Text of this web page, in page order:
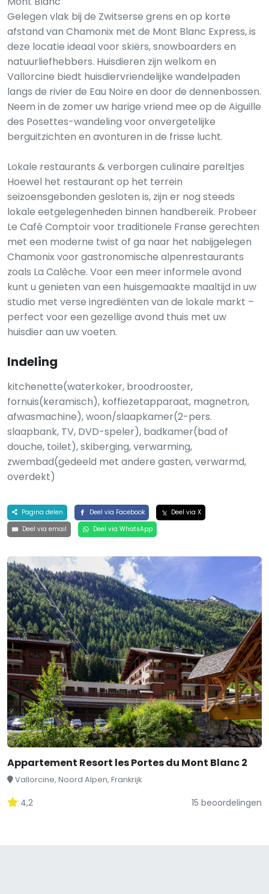
Gelegen vlak bij de Zwitserse grens en op korte
afstand van Chamonix met de Mont Blanc Express, is
deze locatie ideaal voor skiërs, snowboarders en
natuurliefhebbers. Huisdieren zijn welkom en
Vallorcine biedt huisdiervriendelijke wandelpaden
langs de rivier de Eau Noire en door de dennenbossen.
Neem in de zomer uw harige vriend mee op de Aiguille
des Posettes-wandeling voor onvergetelijke
berguitzichten en avonturen in de frisse lucht.
Lokale restaurants & verborgen culinaire pareltjes
Hoewel het restaurant op het terrein
seizoensgebonden gesloten is, zijn er nog steeds
lokale eetgelegenheden binnen handbereik. Probeer
Le Café Comptoir voor traditionele Franse gerechten
met een moderne twist of ga naar het nabijgelegen
Chamonix voor gastronomische alpenrestaurants
zoals La Calèche. Voor een meer informele avond
kunt u genieten van een huisgemaakte maaltijd in uw
studio met verse ingrediënten van de lokale markt –
perfect voor een gezellige avond thuis met uw
huisdier aan uw voeten.
Indeling
kitchenette(waterkoker, broodrooster,
fornuis(keramisch), koffiezetapparaat, magnetron,
afwasmachine), woon/slaapkamer(2-pers.
slaapbank, TV, DVD-speler), badkamer(bad of
douche, toilet), skiberging, verwarming,
zwembad(gedeeld met andere gasten, verwarmd,
overdekt)
Pagina delen Deel via Facebook
Deel via X
Deel via email
Deel via WhatsApp
Appartement Resort les Portes du Mont Blanc 2
Vallorcine, Noord Alpen, Frankrijk
4,2 15 beoordelingen